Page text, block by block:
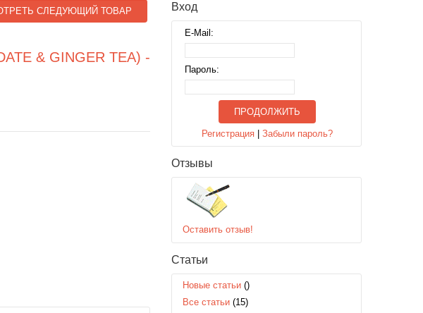
СЛЕДУЮЩИЙ ТОВАР
& GINGER TEA) -
Вход
E-Mail:
Пароль:
ПРОДОЛЖИТЬ
Регистрация |Забыли пароль?
Отзывы
Оставить отзыв!
Статьи
Новые статьи ()
Все статьи (15)